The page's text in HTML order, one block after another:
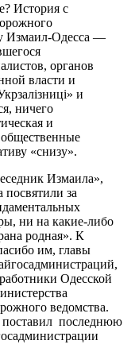
История с
Измаил-Одесса —
органов
власти и
и
ничего
и
«снизу».
Измаила»,
посвятили за
ни на какие-либо
родная». К
им, главы
Одесской
ведомства.
поставил последнюю